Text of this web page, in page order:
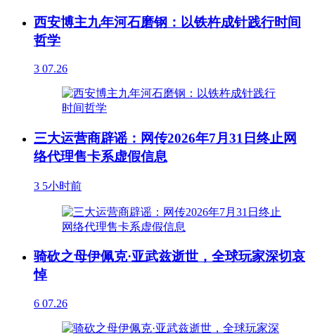
西安博主九年河石磨钢：以铁杵成针践行时间
哲学
3 07.26
三大运营商辟谣：网传2026年7月31日终止网
络代理售卡系虚假信息
3 5小时前
骑砍之母伊佩克·亚武兹逝世，全球玩家深切哀
悼
6 07.26